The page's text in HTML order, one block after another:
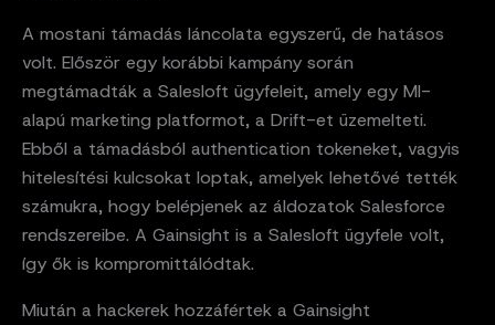
A mostani támadás láncolata egyszerű, de hatásos
volt. Először egy korábbi kampány során
megtámadták a Salesloft ügyfeleit, amely egy MI-
alapú marketing platformot, a Drift-et üzemelteti.
Ebből a támadásból authentication tokeneket, vagyis
hitelesítési kulcsokat loptak, amelyek lehetővé tették
számukra, hogy belépjenek az áldozatok Salesforce
rendszereibe. A Gainsight is a Salesloft ügyfele volt,
így ők is kompromittálódtak.
Miután a hackerek hozzáfértek a Gainsight